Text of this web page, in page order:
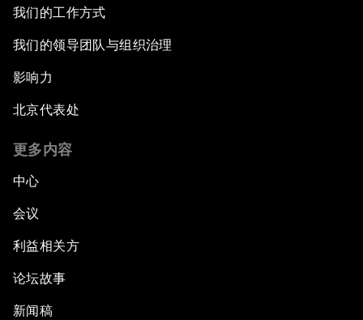
我们的工作方式
我们的领导团队与组织治理
影响力
北京代表处
更多内容
中心
会议
利益相关方
论坛故事
新闻稿